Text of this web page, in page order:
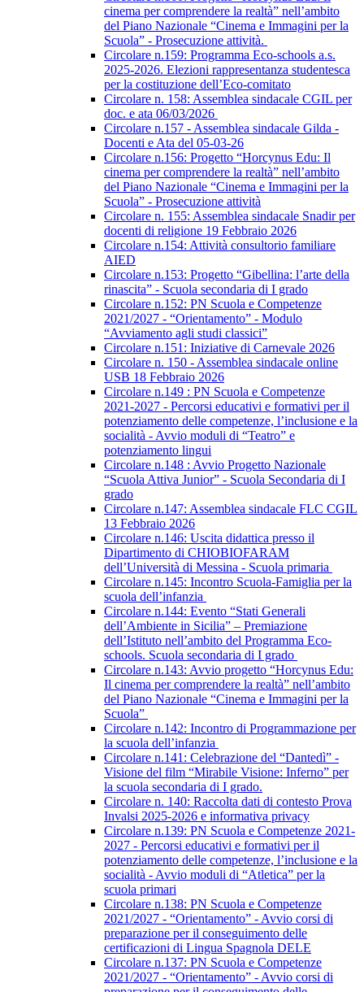
cinema per comprendere la realtà” nell’ambito
del Piano Nazionale “Cinema e Immagini per la
Scuola” - Prosecuzione attività.
Circolare n.159: Programma Eco-schools a.s.
2025-2026. Elezioni rappresentanza studentesca
per la costituzione dell’Eco-comitato
Circolare n. 158: Assemblea sindacale CGIL per
doc. e ata 06/03/2026
Circolare n.157 - Assemblea sindacale Gilda -
Docenti e Ata del 05-03-26
Circolare n.156: Progetto “Horcynus Edu: Il
cinema per comprendere la realtà” nell’ambito
del Piano Nazionale “Cinema e Immagini per la
Scuola” - Prosecuzione attività
Circolare n. 155: Assemblea sindacale Snadir per
docenti di religione 19 Febbraio 2026
Circolare n.154: Attività consultorio familiare
AIED
Circolare n.153: Progetto “Gibellina: l’arte della
rinascita” - Scuola secondaria di I grado
Circolare n.152: PN Scuola e Competenze
2021/2027 - “Orientamento” - Modulo
“Avviamento agli studi classici”
Circolare n.151: Iniziative di Carnevale 2026
Circolare n. 150 - Assemblea sindacale online
USB 18 Febbraio 2026
Circolare n.149 : PN Scuola e Competenze
2021-2027 - Percorsi educativi e formativi per il
potenziamento delle competenze, l’inclusione e la
socialità - Avvio moduli di “Teatro” e
potenziamento lingui
Circolare n.148 : Avvio Progetto Nazionale
“Scuola Attiva Junior” - Scuola Secondaria di I
grado
Circolare n.147: Assemblea sindacale FLC CGIL
13 Febbraio 2026
Circolare n.146: Uscita didattica presso il
Dipartimento di CHIOBIOFARAM
dell’Università di Messina - Scuola primaria
Circolare n.145: Incontro Scuola-Famiglia per la
scuola dell’infanzia
Circolare n.144: Evento “Stati Generali
dell’Ambiente in Sicilia” – Premiazione
dell’Istituto nell’ambito del Programma Eco-
schools. Scuola secondaria di I grado
Circolare n.143: Avvio progetto “Horcynus Edu:
Il cinema per comprendere la realtà” nell’ambito
del Piano Nazionale “Cinema e Immagini per la
Scuola”
Circolare n.142: Incontro di Programmazione per
la scuola dell’infanzia
Circolare n.141: Celebrazione del “Dantedì” -
Visione del film “Mirabile Visione: Inferno” per
la scuola secondaria di I grado.
Circolare n. 140: Raccolta dati di contesto Prova
Invalsi 2025-2026 e informativa privacy
Circolare n.139: PN Scuola e Competenze 2021-
2027 - Percorsi educativi e formativi per il
potenziamento delle competenze, l’inclusione e la
socialità - Avvio moduli di “Atletica” per la
scuola primari
Circolare n.138: PN Scuola e Competenze
2021/2027 - “Orientamento” - Avvio corsi di
preparazione per il conseguimento delle
certificazioni di Lingua Spagnola DELE
Circolare n.137: PN Scuola e Competenze
2021/2027 - “Orientamento” - Avvio corsi di